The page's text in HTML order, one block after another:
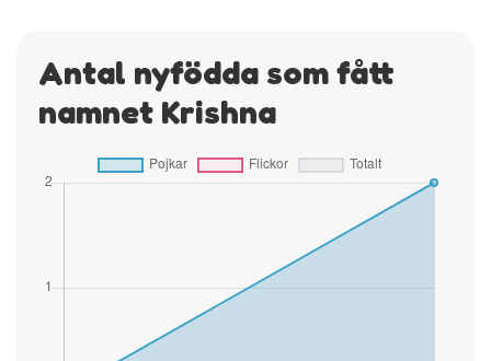
Antal nyfödda som fått
namnet Krishna